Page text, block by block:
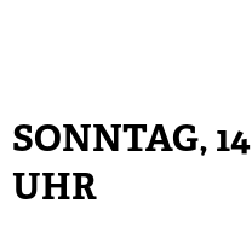
SONNTAG,
UHR